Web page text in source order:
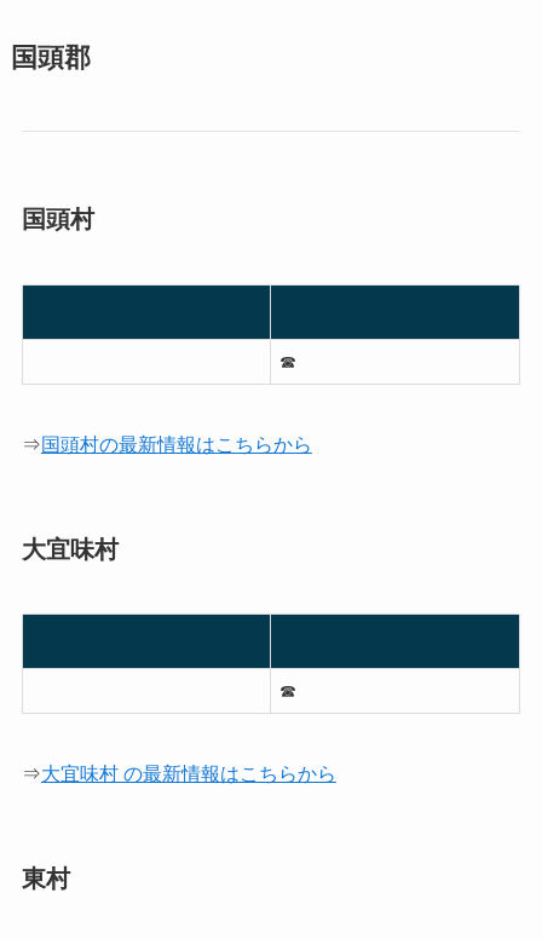
国頭郡
国頭村
☎︎
⇒国頭村の最新情報はこちらから
大宜味村
☎︎
⇒大宜味村 の最新情報はこちらから
東村